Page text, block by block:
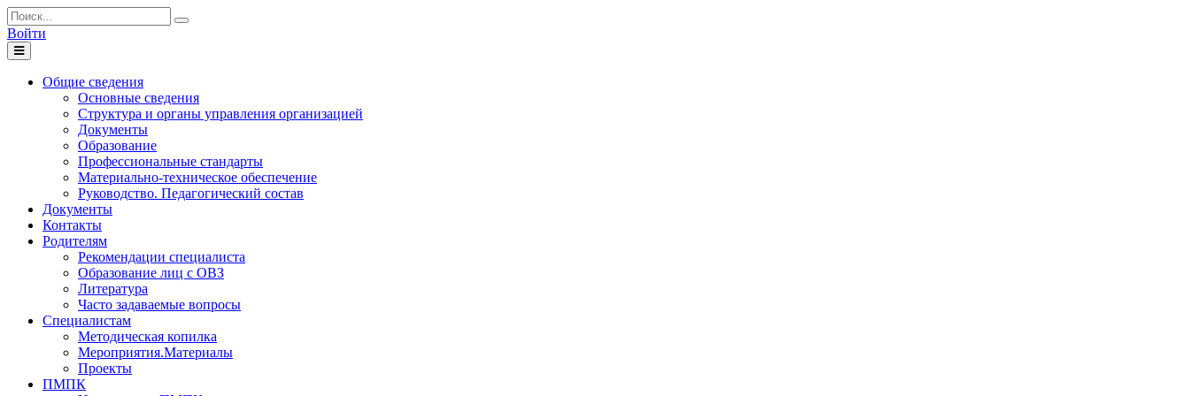
Войти
Toggle
navigation
Общие сведения
Основные сведения
Структура и органы управления организацией
Документы
Образование
Профессиональные стандарты
Материально-техническое обеспечение
Руководство. Педагогический состав
Документы
Контакты
Родителям
Рекомендации специалиста
Образование лиц с ОВЗ
Литература
Часто задаваемые вопросы
Специалистам
Методическая копилка
Мероприятия.Материалы
Проекты
ПМПК